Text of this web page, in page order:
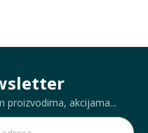
proizvodima, akcijama...